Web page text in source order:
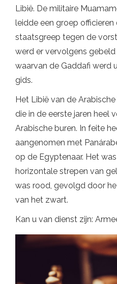
Libië. De militaire
leidde een groep
staatsgreep tegen de
werd er vervolgens gebeld
waarvan de Gaddafi werd
gids.
Het Libië van de
die in de eerste jaren heel
Arabische buren. In feite
aangenomen met
op de Egyptenaar. Het
horizontale strepen van
was rood, gevolgd door
van het zwart.
Kan u van dienst zijn: